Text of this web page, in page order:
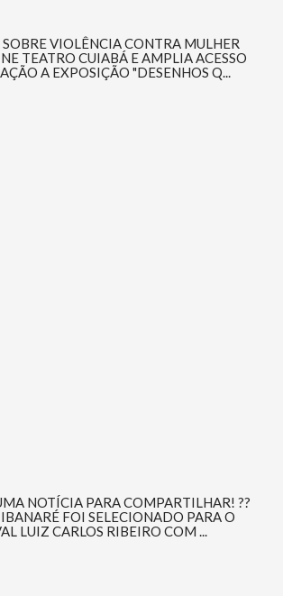
VIOLÊNCIA CONTRA MULHER
TEATRO CUIABÁ E AMPLIA ACESSO
A EXPOSIÇÃO "DESENHOS Q...
NOTÍCIA PARA COMPARTILHAR! ??
FOI SELECIONADO PARA O
LUIZ CARLOS RIBEIRO COM ...